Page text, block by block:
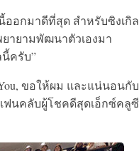
ออกมาดีที่สุด สำหรับซิงเกิล
ายามพัฒนาตัวเองมา
ครับ”
ขอให้ผม และแน่นอนกับ
แฟนคลับผู้โชคดีสุดเอ็กซ์คลูซี